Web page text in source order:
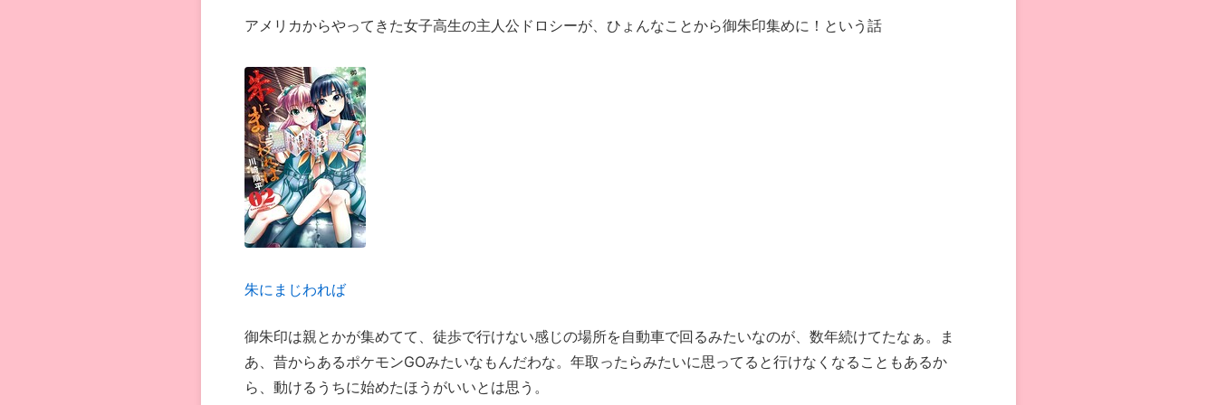
アメリカからやってきた女子高生の主人公ドロシーが、ひょんなことから御朱印集めに！という話
朱にまじわれば
御朱印は親とかが集めてて、徒歩で行けない感じの場所を自動車で回るみたいなのが、数年続けてたなぁ。ま
あ、昔からあるポケモンGOみたいなもんだわな。年取ったらみたいに思ってると行けなくなることもあるか
ら、動けるうちに始めたほうがいいとは思う。